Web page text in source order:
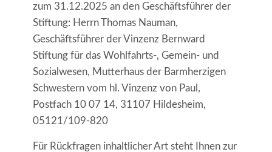
zum 31.12.2025 an den Geschäftsführer der
Stiftung: Herrn Thomas Nauman,
Geschäftsführer der Vinzenz Bernward
Stiftung für das Wohlfahrts-, Gemein- und
Sozialwesen, Mutterhaus der Barmherzigen
Schwestern vom hl. Vinzenz von Paul,
Postfach 10 07 14, 31107 Hildesheim,
05121/109-820
Für Rückfragen inhaltlicher Art steht Ihnen zur